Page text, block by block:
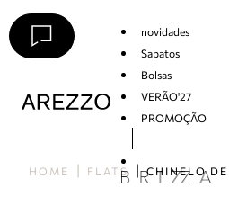
novidades
Sapatos
Bolsas
VERÃO'27
PROMOÇÃO
HOME FLATS